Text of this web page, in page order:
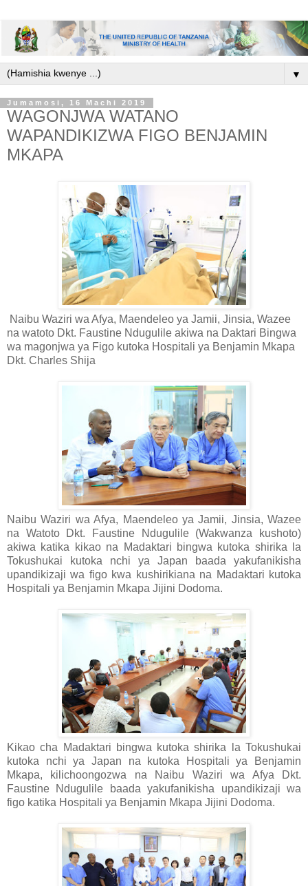
▼
Jumamosi, 16 Machi 2019
WAGONJWA WATANO
WAPANDIKIZWA FIGO BENJAMIN
MKAPA
Naibu Waziri wa Afya, Maendeleo ya Jamii, Jinsia, Wazee
na watoto Dkt. Faustine Ndugulile akiwa na Daktari Bingwa
wa magonjwa ya Figo kutoka Hospitali ya Benjamin Mkapa
Dkt. Charles Shija
Naibu Waziri wa Afya, Maendeleo ya Jamii, Jinsia, Wazee
na Watoto Dkt. Faustine Ndugulile (Wakwanza kushoto)
akiwa katika kikao na Madaktari bingwa kutoka shirika la
Tokushukai kutoka nchi ya Japan baada yakufanikisha
upandikizaji wa figo kwa kushirikiana na Madaktari kutoka
Hospitali ya Benjamin Mkapa Jijini Dodoma.
Kikao cha Madaktari bingwa kutoka shirika la Tokushukai
kutoka nchi ya Japan na kutoka Hospitali ya Benjamin
Mkapa, kilichoongozwa na Naibu Waziri wa Afya Dkt.
Faustine Ndugulile baada yakufanikisha upandikizaji wa
figo katika Hospitali ya Benjamin Mkapa Jijini Dodoma.